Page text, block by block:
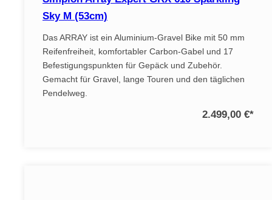
Sky M (53cm)
Das ARRAY ist ein Aluminium-Gravel Bike mit 50 mm
Reifenfreiheit, komfortabler Carbon-Gabel und 17
Befestigungspunkten für Gepäck und Zubehör.
Gemacht für Gravel, lange Touren und den täglichen
Pendelweg.
2.499,00 €*